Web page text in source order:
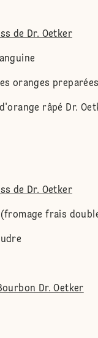
de Dr. Oetker
oranges preparées
râpé Dr.
de Dr. Oetker
frais
Dr. Oetker